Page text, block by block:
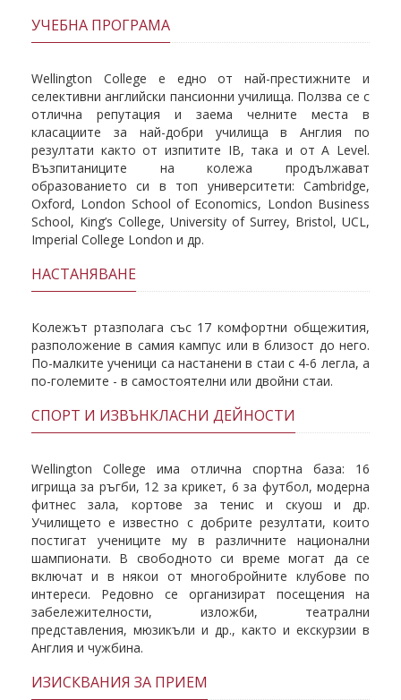
УЧЕБНA ПРОГРАМA
Wellington College е едно от най-престижните и
селективни английски пансионни училища. Ползва се с
отлична репутация и заема челните места в
класациите за най-добри училища в Англия по
резултати както от изпитите IB, така и от А Level.
Възпитаниците на колежа продължават
образованието си в топ университети: Cambridge,
Oxford, London School of Economics, London Business
School, King’s College, University of Surrey, Bristol, UCL,
Imperial College London и др.
НАСТАНЯВАНЕ
Колежът ртазполага със 17 комфортни общежития,
разположение в самия кампус или в близост до него.
По-малките ученици са настанени в стаи с 4-6 легла, а
по-големите - в самостоятелни или двойни стаи.
СПОРТ И ИЗВЪНКЛАСНИ ДЕЙНОСТИ
Wellington College има отлична спортна база: 16
игрища за ръгби, 12 за крикет, 6 за футбол, модерна
фитнес зала, кортове за тенис и скуош и др.
Училището е известно с добрите резултати, които
постигат учениците му в различните национални
шампионати. В свободното си време могат да се
включат и в някои от многобройните клубове по
интереси. Редовно се организират посещения на
забележителности, изложби, театрални
представления, мюзикъли и др., както и екскурзии в
Англия и чужбина.
ИЗИСКВАНИЯ ЗА ПРИЕМ